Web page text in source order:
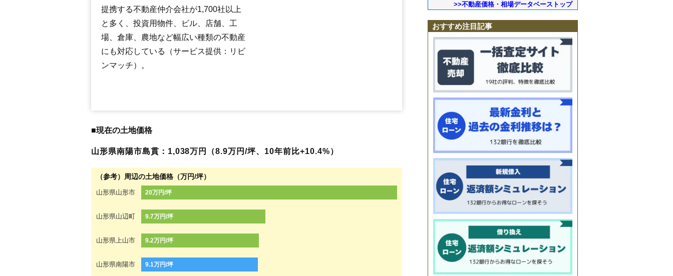
提携する不動産仲介会社が1,700社以上
と多く、投資用物件、ビル、店舗、工
場、倉庫、農地など幅広い種類の不動産
にも対応している（サービス提供：リビ
ンマッチ）。
■現在の土地価格
山形県南陽市島貫：1,038万円（8.9万円/坪、10年前比+10.4%）
（参考）周辺の土地価格（万円/坪）
山形県山形市 20万円/坪
山形県山辺町 9.7万円/坪
山形県上山市 9.2万円/坪
山形県南陽市 9.1万円/坪
赤湯
爼柳三間通
赤湯駅
>>不動産価格・相場データベーストップ
おすすめ注目記事